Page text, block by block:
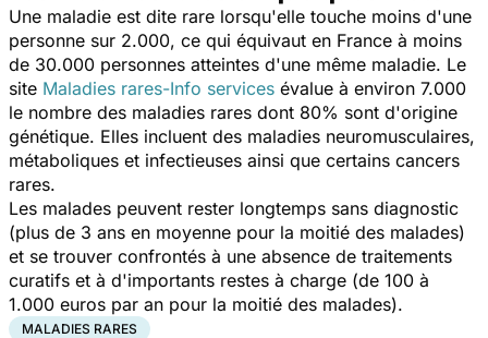
Une maladie est dite rare lorsqu'elle touche moins d'une
personne sur 2.000, ce qui équivaut en France à moins
de 30.000 personnes atteintes d'une même maladie. Le
site Maladies rares-Info services évalue à environ 7.000
le nombre des maladies rares dont 80% sont d'origine
génétique. Elles incluent des maladies neuromusculaires,
métaboliques et infectieuses ainsi que certains cancers
rares.
Les malades peuvent rester longtemps sans diagnostic
(plus de 3 ans en moyenne pour la moitié des malades)
et se trouver confrontés à une absence de traitements
curatifs et à d'importants restes à charge (de 100 à
1.000 euros par an pour la moitié des malades).
MALADIES RARES